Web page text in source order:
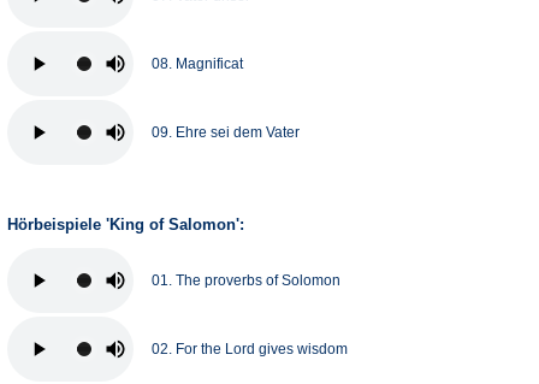
08. Magnificat
09. Ehre sei dem Vater
Hörbeispiele 'King of Salomon':
01. The proverbs of Solomon
02. For the Lord gives wisdom